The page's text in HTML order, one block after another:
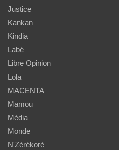
Justice
Kankan
Kindia
Labé
Libre Opinion
Lola
MACENTA
Mamou
Média
Monde
N'Zérékoré